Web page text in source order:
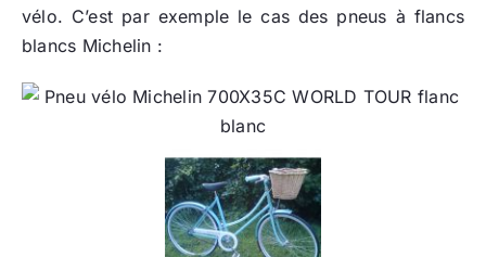
vélo. C’est par exemple le cas des pneus à flancs
blancs Michelin :